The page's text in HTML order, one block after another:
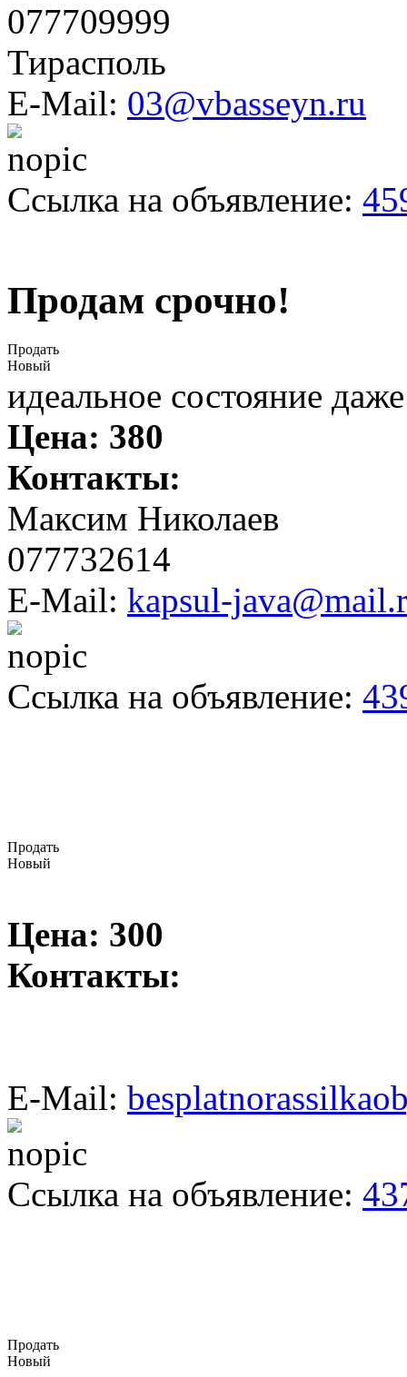
077709999
Тирасполь
E-Mail: 03@vbasseyn.ru
Ссылка на объявление:
Продам срочно!
Продать
Новый
идеальное состояние
Цена: 380
Контакты:
Максим Николаев
077732614
E-Mail: kapsul-
Ссылка на объявление:
Продать
Новый
Цена: 300
Контакты:
E-Mail:
Ссылка на объявление:
Продать
Новый